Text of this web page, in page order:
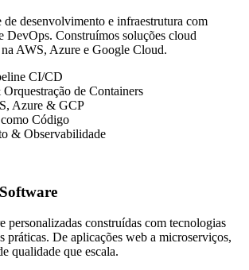
desenvolvimento e infraestrutura com
DevOps. Construímos soluções cloud
na AWS, Azure e Google Cloud.
CI/CD
de Containers
Azure & GCP
Código
& Observabilidade
personalizadas construídas com tecnologias
práticas. De aplicações web a microserviços,
qualidade que escala.